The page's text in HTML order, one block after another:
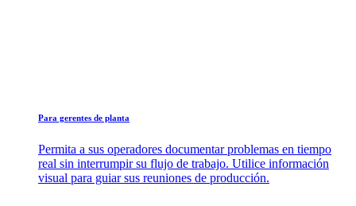
Para gerentes de planta
Permita a sus operadores documentar problemas en tiempo
real sin interrumpir su flujo de trabajo. Utilice información
visual para guiar sus reuniones de producción.